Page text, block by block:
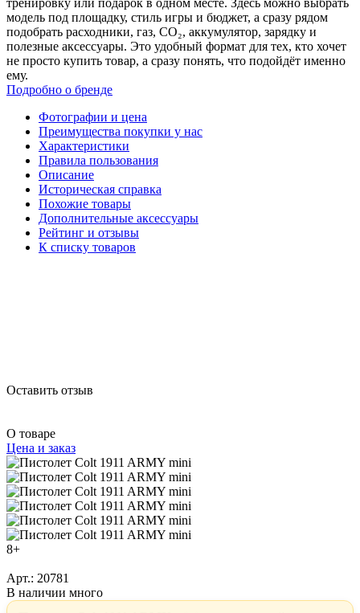
модель под площадку, стиль игры и бюджет, а сразу рядом
подобрать расходники, газ, CO₂, аккумулятор, зарядку и
полезные аксессуары. Это удобный формат для тех, кто хочет
не просто купить товар, а сразу понять, что подойдёт именно
ему.
Подробно о бренде
Фотографии и цена
Преимущества покупки у нас
Характеристики
Правила пользования
Описание
Историческая справка
Похожие товары
Дополнительные аксессуары
Рейтинг и отзывы
К списку товаров
Оставить отзыв
О товаре
Цена и заказ
8+
Арт.: 20781
В наличии много